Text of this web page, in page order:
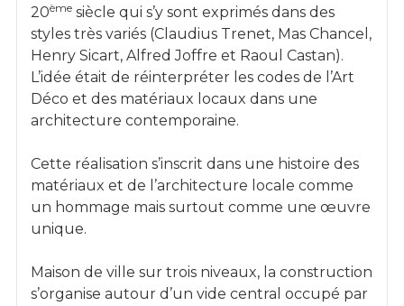
20èmesiècle qui s’y sont exprimés dans des
styles très variés (Claudius Trenet, Mas Chancel,
Henry Sicart, Alfred Joffre et Raoul Castan).
L’idée était de réinterpréter les codes de l’Art
Déco et des matériaux locaux dans une
architecture contemporaine.
Cette réalisation s’inscrit dans une histoire des
matériaux et de l’architecture locale comme
un hommage mais surtout comme une œuvre
unique.
Maison de ville sur trois niveaux, la construction
s’organise autour d’un vide central occupé par